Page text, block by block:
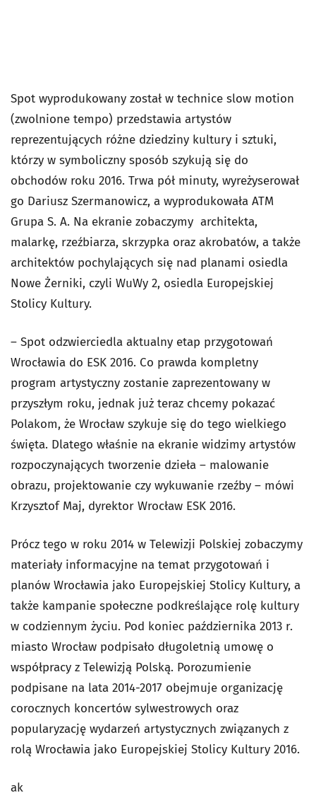
Spot wyprodukowany został w technice slow motion
(zwolnione tempo) przedstawia artystów
reprezentujących różne dziedziny kultury i sztuki,
którzy w symboliczny sposób szykują się do
obchodów roku 2016. Trwa pół minuty, wyreżyserował
go Dariusz Szermanowicz, a wyprodukowała ATM
Grupa S. A. Na ekranie zobaczymy architekta,
malarkę, rzeźbiarza, skrzypka oraz akrobatów, a także
architektów pochylających się nad planami osiedla
Nowe Żerniki, czyli WuWy 2, osiedla Europejskiej
Stolicy Kultury.
– Spot odzwierciedla aktualny etap przygotowań
Wrocławia do ESK 2016. Co prawda kompletny
program artystyczny zostanie zaprezentowany w
przyszłym roku, jednak już teraz chcemy pokazać
Polakom, że Wrocław szykuje się do tego wielkiego
święta. Dlatego właśnie na ekranie widzimy artystów
rozpoczynających tworzenie dzieła – malowanie
obrazu, projektowanie czy wykuwanie rzeźby – mówi
Krzysztof Maj, dyrektor Wrocław ESK 2016.
Prócz tego w roku 2014 w Telewizji Polskiej zobaczymy
materiały informacyjne na temat przygotowań i
planów Wrocławia jako Europejskiej Stolicy Kultury, a
także kampanie społeczne podkreślające rolę kultury
w codziennym życiu. Pod koniec października 2013 r.
miasto Wrocław podpisało długoletnią umowę o
współpracy z Telewizją Polską. Porozumienie
podpisane na lata 2014-2017 obejmuje organizację
corocznych koncertów sylwestrowych oraz
popularyzację wydarzeń artystycznych związanych z
rolą Wrocławia jako Europejskiej Stolicy Kultury 2016.
ak